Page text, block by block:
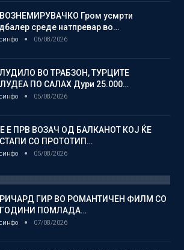
ВОЗНЕМИРУВАЧКО Гром усмрти
среде натпревар во…
06/08/2026
ЛУДИЛО ВО ТРАБЗОН, ТУРЦИТЕ
ПО САЛАХ Дури 25.000…
05/08/2026
Е ПРВ ВОЗАЧ ОД БАЛКАНОТ КОЈ ЌЕ
СО ПРОТОТИП…
05/08/2026
РИЧАРД ГИР ВО РОМАНТИЧЕН ФИЛМ СО
ГОДИНИ ПОМЛАДА…
07/08/2026